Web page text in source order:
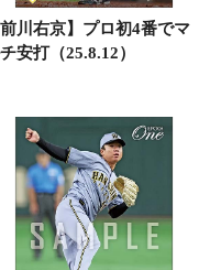
前川右京】プロ初4番でマ
安打（25.8.12）